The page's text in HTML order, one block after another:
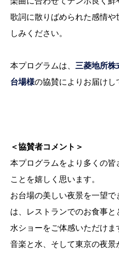
歌詞に散りばめられた感情
しみください。
本プログラムは、 三菱地所株
台場様の協賛によりお届けし
＜協賛者コメント＞
本プログラムをより多くの
ことを嬉しく思います。
お台場の美しい夜景を一望
は、レストランでのお食事
水ショーをご体感いただけま
音楽と水、そして東京の夜